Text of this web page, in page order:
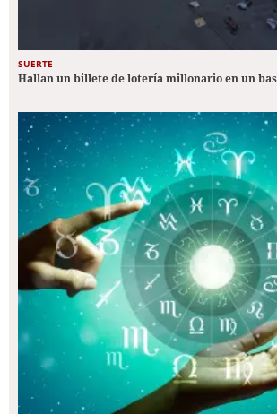
SUERTE
Hallan un billete de lotería millonario en un